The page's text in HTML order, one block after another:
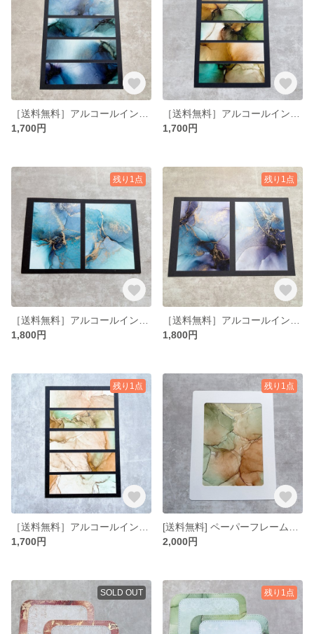
1,700円
1,700円
残り1点
1,800円
残り1点
1,800円
残り1点
1,700円
残り1点
2,000円
SOLD OUT 残り1点